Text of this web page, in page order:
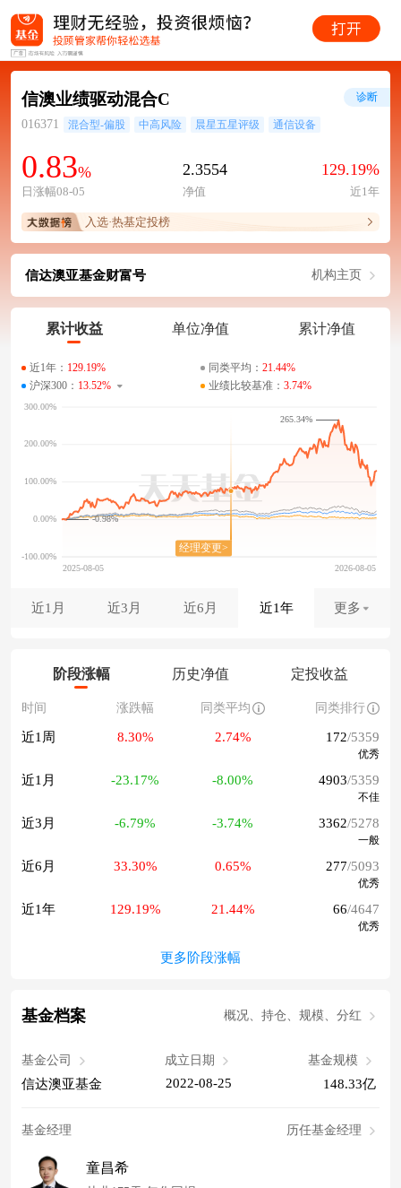
信澳业绩驱动混合C
016371 混合型-偏股 中高风险 晨星五星评级 通信设备
0.83%
日涨幅08-05
2.3554
净值
129.19%
近1年
入选·热基定投榜
诊断
信达澳亚基金财富号 机构主页
累计收益 单位净值 累计净值
近1年： 129.19% 同类平均： 21.44%
沪深300： 13.52% 业绩比较基准： 3.74%
-0.98%
265.34%
近1月 近3月 近6月 近1年 更多
阶段涨幅 历史净值 定投收益
时间 涨跌幅 同类平均 同类排行
近1周 8.30% 2.74% 172/5359
优秀
近1月 -23.17% -8.00% 4903/5359
不佳
近3月 -6.79% -3.74% 3362/5278
一般
近6月 33.30% 0.65% 277/5093
优秀
近1年 129.19% 21.44% 66/4647
优秀
更多阶段涨幅
基金档案 概况、持仓、规模、分红
基金公司
信达澳亚基金
成立日期
2022-08-25
基金规模
148.33亿
基金经理 历任基金经理
童昌希